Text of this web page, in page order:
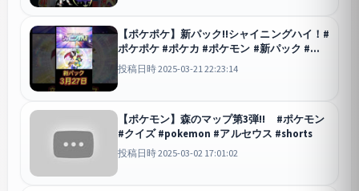
【ポケポケ】新パック!!シャイニングハイ！#
ポケポケ #ポケカ #ポケモン #新パック #ル
カリオex #shorts
ポケポケ
投稿日時 2025-03-21 22:23:14
【ポケモン】森のマップ第3弾!! #ポケモン
#クイズ #pokemon #アルセウス #shorts
投稿日時 2025-03-02 17:01:02